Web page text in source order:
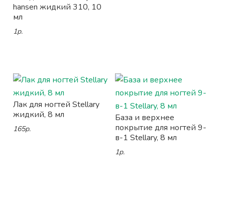
hansen жидкий 310, 10
мл
1р.
Лак для ногтей Stellary
жидкий, 8 мл
165р.
База и верхнее
покрытие для ногтей 9-
в-1 Stellary, 8 мл
1р.